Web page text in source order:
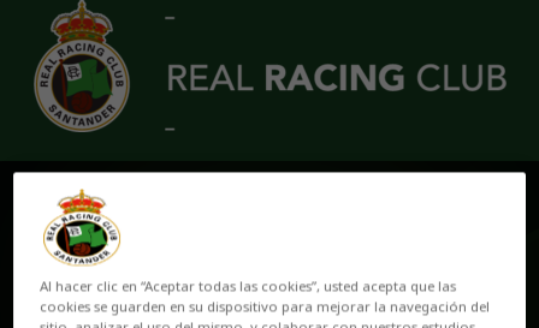
Al hacer clic en “Aceptar todas las cookies”, usted acepta que las
cookies se guarden en su dispositivo para mejorar la navegación del